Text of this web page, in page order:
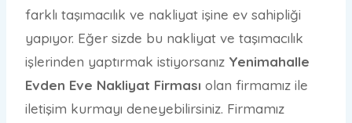
farklı taşımacılık ve nakliyat işine ev sahipliği
yapıyor. Eğer sizde bu nakliyat ve taşımacılık
işlerinden yaptırmak istiyorsanız Yenimahalle
Evden Eve Nakliyat Firması olan firmamız ile
iletişim kurmayı deneyebilirsiniz. Firmamız